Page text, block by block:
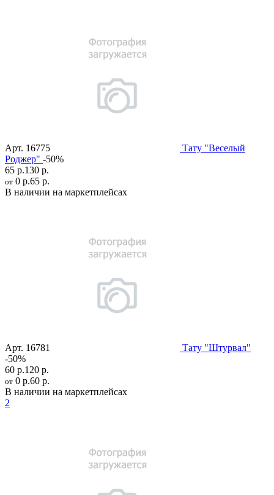
Арт. 16775
Тату "Веселый
Роджер" -50%
65 р.130 р.
от 0 р.65 р.
В наличии на маркетплейсах
Арт. 16781
Тату "Штурвал"
-50%
60 р.120 р.
от 0 р.60 р.
В наличии на маркетплейсах
2